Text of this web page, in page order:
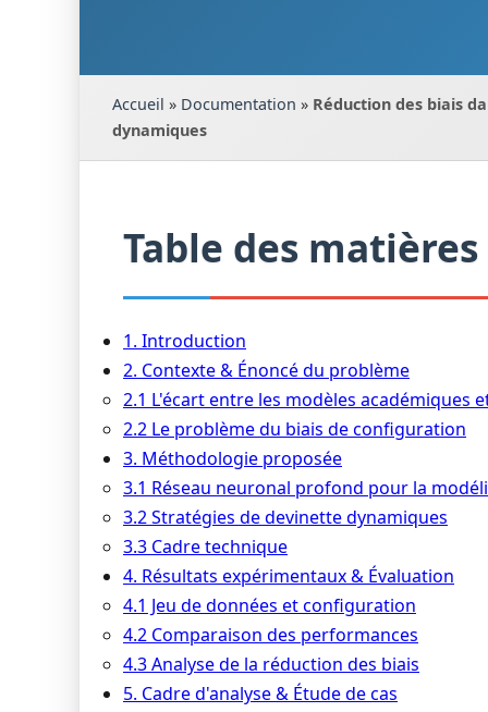
Accueil » Documentation » Réduction des biais
dynamiques
Table des matières
1. Introduction
2. Contexte & Énoncé du problème
2.1 L'écart entre les modèles académiques
2.2 Le problème du biais de configuration
3. Méthodologie proposée
3.1 Réseau neuronal profond pour la
3.2 Stratégies de devinette dynamiques
3.3 Cadre technique
4. Résultats expérimentaux & Évaluation
4.1 Jeu de données et configuration
4.2 Comparaison des performances
4.3 Analyse de la réduction des biais
5. Cadre d'analyse & Étude de cas